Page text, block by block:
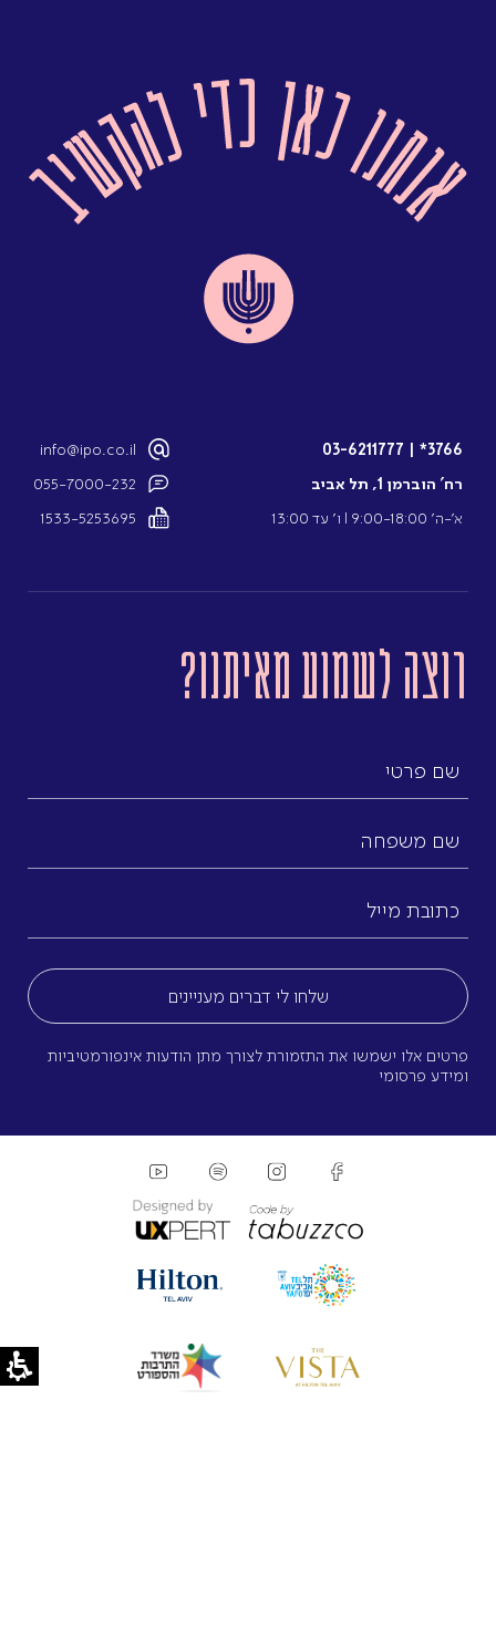
3766*
|
03-6211777
רח’ הוברמן 1, תל אביב
א’-ה’ 9:00-18:00 l ו’ עד 13:00
info@ipo.co.il
055-7000-232
1533-5253695
רוצה לשמוע מאיתנו?
פרטי
משפחה
מייל
פרטים אלו ישמשו את התזמורת לצורך מתן הודעות אינפורמטיביות
ומידע פרסומי